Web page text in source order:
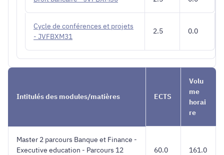
Cycle de conférences et projets
- JVFBXM31
2.5 0.0
Intitulés des modules/matières ECTS
Volu
me
horai
re
Master 2 parcours Banque et Finance -
Executive education - Parcours 12
60.0 161.0